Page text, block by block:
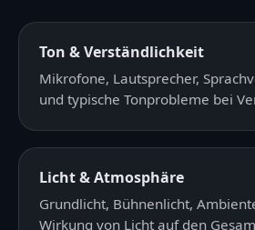
Ton & Verständlichkeit
Mikrofone, Lautsprecher,
und typische Tonprobleme bei
Licht & Atmosphäre
Grundlicht, Bühnenlicht,
Wirkung von Licht auf den